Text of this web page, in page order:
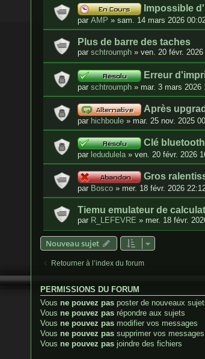
Impossible
parAMP »sam. 14 mars 2026
Plus de barre des taches
parschtroumph »ven. 20 févr. 2026
Erreur
parschtroumph » mar. 3 mars 2026
Après
par hichboule » mar. 25 nov. 2025
Clé
par ledudulela»ven. 20 févr. 2026
Gros
par Bosco » mer. 18 févr. 2026
Tiemu emulateur de
par R_LEFEVRE » mer. 18 févr.
Nouveau sujet
Retourner à l’index du forum
PERMISSIONS DU FORUM
Vousne pouvez pas poster de nouveaux
Vousne pouvez pas répondre aux sujets
Vousne pouvez pas modifier vos messages
Vousne pouvez pas supprimer vos messages
Vousne pouvez pas joindre des fichiers